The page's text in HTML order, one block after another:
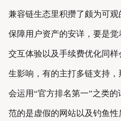
兼容链生态里积攒了颇为可观
保障用户资产的安详，要是觉
交互体验以及手续费优化同
生影响，有的主打多链支持
会运用“官方排名第一”之类
范的是虚假的网站以及钓鱼